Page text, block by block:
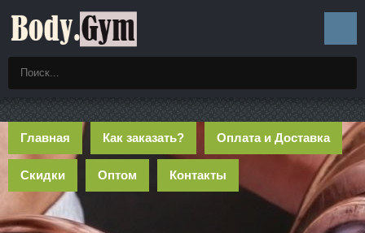
Главная Как заказать? Оплата и Доставка
Скидки Оптом Контакты